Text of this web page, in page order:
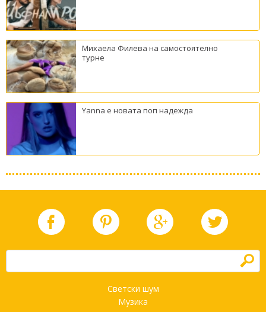
Михаела Филева на самостоятелно
турне
Yanna е новата поп надежда
h
Светски шум
Музика